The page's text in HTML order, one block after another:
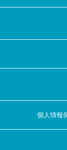
個人情報